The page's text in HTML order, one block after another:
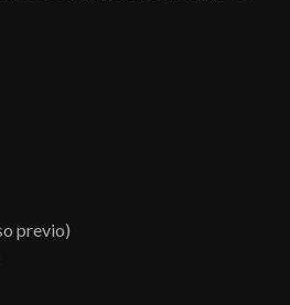
previo)